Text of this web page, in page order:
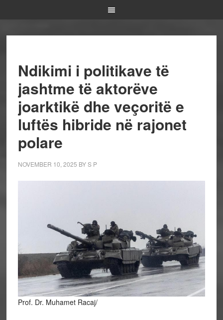
Ndikimi i politikave të
jashtme të aktorëve
joarktikë dhe veçoritë e
luftës hibride në rajonet
polare
NOVEMBER 10, 2025 BYS P
Prof. Dr. Muhamet Racaj/